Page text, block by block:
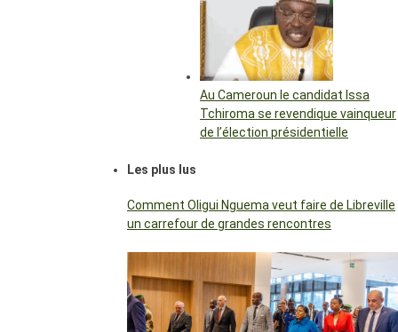
Au Cameroun le candidat Issa
Tchiroma se revendique vainqueur
de l’élection présidentielle
Les plus lus
Comment Oligui Nguema veut faire de Libreville
un carrefour de grandes rencontres